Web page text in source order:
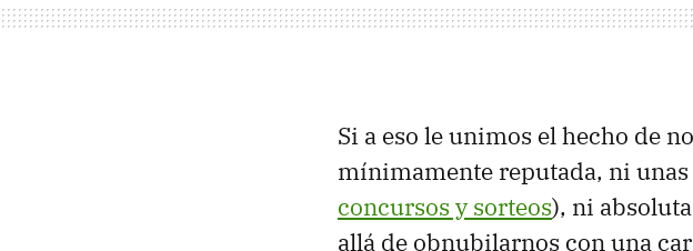
Si a eso le unimos el hecho de
mínimamente reputada, ni unas
concursos y sorteos), ni
allá de obnubilarnos con una